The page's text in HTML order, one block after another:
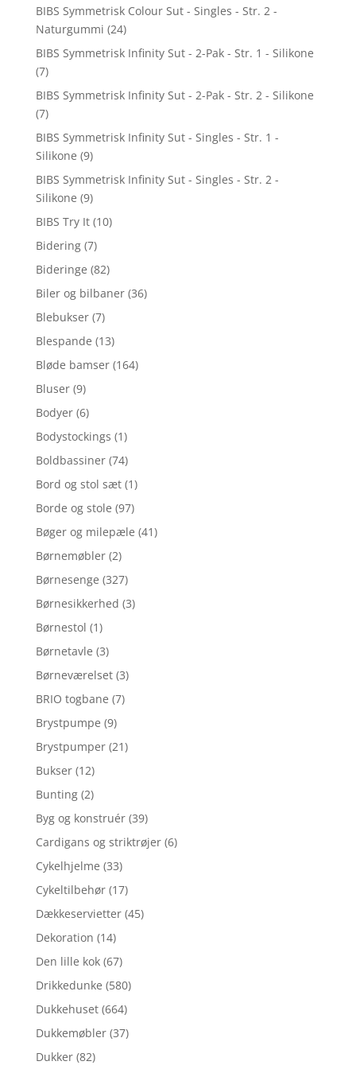
BIBS Symmetrisk Colour Sut - Singles - Str. 2 -
Naturgummi (24)
BIBS Symmetrisk Infinity Sut - 2-Pak - Str. 1 - Silikone
(7)
BIBS Symmetrisk Infinity Sut - 2-Pak - Str. 2 - Silikone
(7)
BIBS Symmetrisk Infinity Sut - Singles - Str. 1 -
Silikone (9)
BIBS Symmetrisk Infinity Sut - Singles - Str. 2 -
Silikone (9)
BIBS Try It (10)
Bidering (7)
Bideringe (82)
Biler og bilbaner (36)
Blebukser (7)
Blespande (13)
Bløde bamser (164)
Bluser (9)
Bodyer (6)
Bodystockings (1)
Boldbassiner (74)
Bord og stol sæt (1)
Borde og stole (97)
Bøger og milepæle (41)
Børnemøbler (2)
Børnesenge (327)
Børnesikkerhed (3)
Børnestol (1)
Børnetavle (3)
Børneværelset (3)
BRIO togbane (7)
Brystpumpe (9)
Brystpumper (21)
Bukser (12)
Bunting (2)
Byg og konstruér (39)
Cardigans og striktrøjer (6)
Cykelhjelme (33)
Cykeltilbehør (17)
Dækkeservietter (45)
Dekoration (14)
Den lille kok (67)
Drikkedunke (580)
Dukkehuset (664)
Dukkemøbler (37)
Dukker (82)